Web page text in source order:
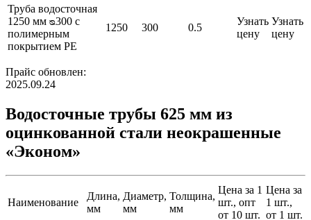
Труба водосточная
1250 мм ᴓ300 с
полимерным
покрытием PE
1250 300 0.5
Узнать
цену
Узнать
цену
Прайс обновлен:
2025.09.24
Водосточные трубы 625 мм из
оцинкованной стали неокрашенные
«Эконом»
Наименование
Длина,
мм
Диаметр,
мм
Толщина,
мм
Цена за 1
шт., опт
от 10 шт.
Цена за
1 шт.,
от 1 шт.